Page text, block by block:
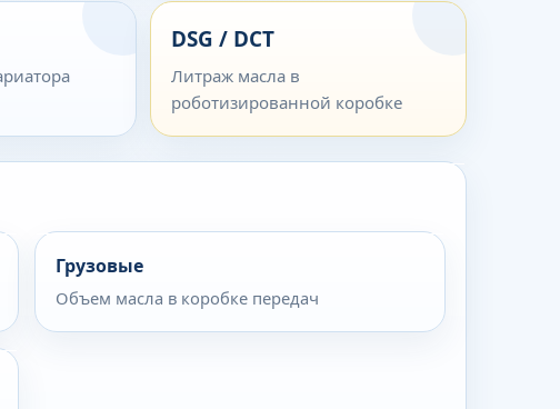
DSG / DCT
Литраж масла в
роботизированной коробке
Грузовые
Объем масла в коробке передач